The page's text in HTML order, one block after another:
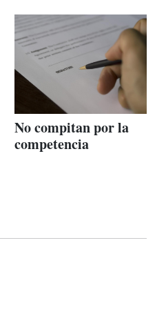
No compitan por la
competencia